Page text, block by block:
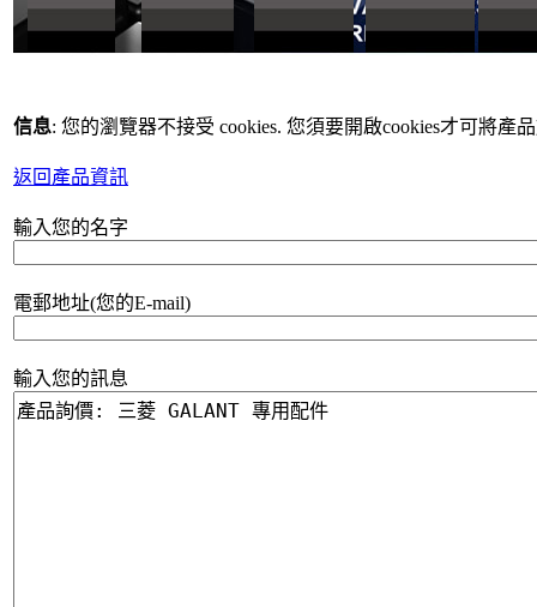
信息: 您的瀏覽器不接受 cookies. 您須要開啟cookies才可將產
返回產品資訊
輸入您的名字
電郵地址(您的E-mail)
輸入您的訊息